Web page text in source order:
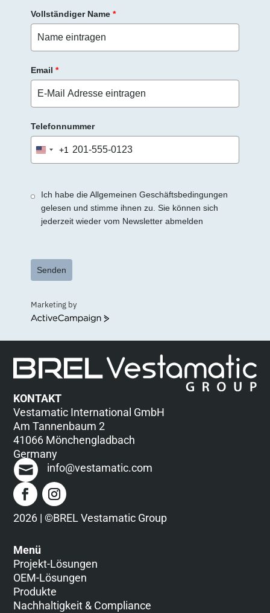
Vollständiger Name *
Email *
Telefonnummer
United
States
+1
Ich habe die Allgemeinen Geschäftsbedingungen
gelesen und stimme ihnen zu. Sie können sich
jederzeit wieder vom Newsletter abmelden
Senden
Marketing by
ActiveCampaign
KONTAKT
Vestamatic International GmbH
Am Tannenbaum 2
41066 Mönchengladbach
Germany
info@vestamatic.com
2026 | ©BREL Vestamatic Group
Menü
Projekt-Lösungen
OEM-Lösungen
Produkte
Nachhaltigkeit & Compliance